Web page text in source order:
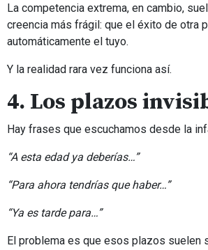
La competencia extrema, en cambio,
creencia más frágil: que el éxito de otra
automáticamente el tuyo.
Y la realidad rara vez funciona así.
4. Los plazos
Hay frases que escuchamos desde la
“A esta edad ya deberías…”
“Para ahora tendrías que haber…”
“Ya es tarde para…”
El problema es que esos plazos suelen